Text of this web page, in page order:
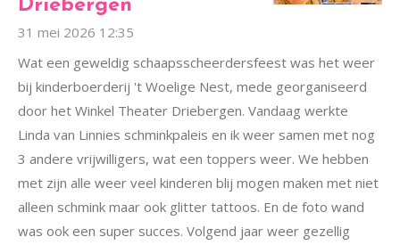
Driebergen
31 mei 2026 12:35
Wat een geweldig schaapsscheerdersfeest was het weer
bij kinderboerderij 't Woelige Nest, mede georganiseerd
door het Winkel Theater Driebergen. Vandaag werkte
Linda van Linnies schminkpaleis en ik weer samen met nog
3 andere vrijwilligers, wat een toppers weer. We hebben
met zijn alle weer veel kinderen blij mogen maken met niet
alleen schmink maar ook glitter tattoos. En de foto wand
was ook een super succes. Volgend jaar weer gezellig